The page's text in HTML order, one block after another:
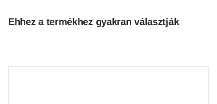
Ehhez a termékhez gyakran választják